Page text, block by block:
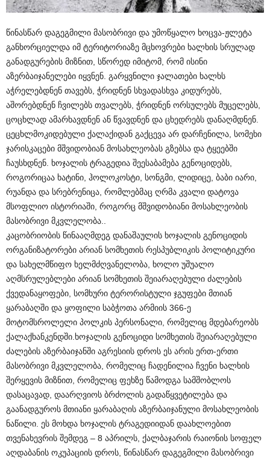
წინასწარ დაგეგმილი მასობრივი და უმოწყალო ხოცვა-ჟლეტა
განხორციელდა იმ ტერიტორიაზე მცხოვრები ხალხის სრულად
განადგურების მიზნით, სწორედ იმიტომ, რომ ისინი
აზერბაიჯანელები იყვნენ. გარყვნილი ჯალათები ხალხს
აჭრელებდნენ თავებს, ჭრიდნენ სხვადასხვა კიდურებს,
აშორებდნენ ჩვილებს თვალებს, ჭრიდნენ ორსულებს მუცელებს,
ცოცხლად ამარხავდნენ ან წვავდნენ და ცხედრებს დანაღმდნენ.
ცეცხლმოკიდებული ქალაქიდან გაქცევა არ დარჩენილა, სომეხი
ჯარისკაცები მშვიდობიან მოსახლეობას გზებსა და ტყეებში
ჩაუსხდნენ. ხოჯალის ტრაგედია შეესაბამება გენოციდებს,
როგორიცაა ხატინი, ჰოლოკოსტი, სონგმი, ლიდიცე, ბაბი იარი,
რუანდა და სრებრენიცა, რომლებმაც ღრმა კვალი დატოვა
მსოფლიო ისტორიაში, როგორც მშვიდობიანი მოსახლეობის
მასობრივი მკვლელობა..
კაცობრიობის წინააღმდეგ დანაშაულის ხოჯალის გენოციდის
ორგანიზატორები არიან სომხეთის რესპუბლიკის პოლიტიკური
და სახელმწიფო ხელმძღვანელობა, ხოლო უშუალო
აღმსრულებლები არიან სომხეთის შეიარაღებული ძალების
ქვედანაყოფები, სომხური ტერორისტული ჯგუფები მთიან
ყარაბაღში და ყოფილი საბჭოთა არმიის 366-ე
მოტომსროლელი პოლკის პერსონალი, რომელიც მდებარეობს
ქალაქხანკენდში.ხოჯალის გენოციდი სომხეთის შეიარაღებული
ძალების აზერბაიჯანში აგრესიის დროს ეს არის ერთ-ერთი
მასობრივი მკვლელობა, რომელიც ჩადენილია ჩვენი ხალხის
შერყევის მიზნით, რომელიც ფეხზე წამოდგა სამშობლოს
დასაცავად, დაარღვიოს ბრძოლის გადაწყვეტილება და
გაანადგუროს მთიანი ყარაბაღის აზერბაიჯანული მოსახლეობის
ნაწილი. ეს მოხდა ხოჯალის ტრაგედიიდან დაახლოებით
თვენახევრის შემდეგ – 8 აპრილს, ქალბაჯარის რაიონის სოფელ
აღდაბანის ოკუპაციის დროს, წინასწარ დაგეგმილი მასობრივი